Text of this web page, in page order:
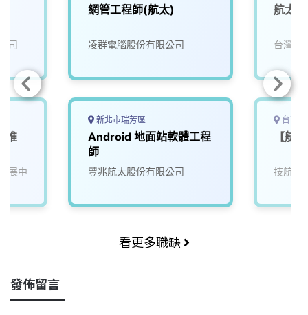
司
推
展中
網管工程師(航太)
凌群電腦股份有限公司
新北市瑞芳區
Android 地面站軟體工程
師
豐兆航太股份有限公司
航太
台灣穗
台南
【航
技航科
看更多職缺
發佈留言